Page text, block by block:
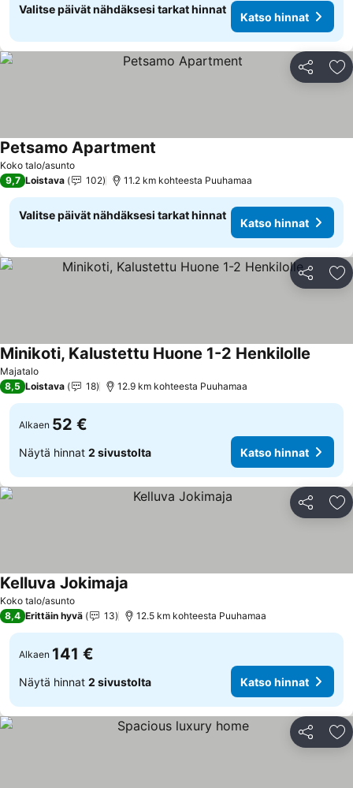
Valitse päivät nähdäksesi tarkat hinnat
Katso hinnat
Jaa
Koko talo/asunto
Petsamo Apartment
9,7 Loistava 102 11.2 km kohteesta Puuhamaa
Valitse päivät nähdäksesi tarkat hinnat
Katso hinnat
Jaa
Majatalo
Minikoti, Kalustettu Huone 1-2 Henkilolle
8,5 Loistava 18 12.9 km kohteesta Puuhamaa
Alkaen 52 €
Näytä hinnat 2 sivustolta Katso hinnat
Jaa
Koko talo/asunto
Kelluva Jokimaja
8,4 Erittäin hyvä 13 12.5 km kohteesta Puuhamaa
Alkaen 141 €
Näytä hinnat 2 sivustolta Katso hinnat
Jaa